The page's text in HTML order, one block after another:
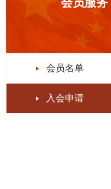
会员名单
入会申请